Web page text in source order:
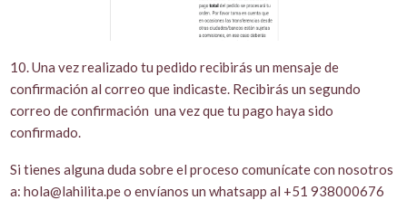
10. Una vez realizado tu pedido recibirás un mensaje de
confirmación al correo que indicaste. Recibirás un segundo
correo de confirmación una vez que tu pago haya sido
confirmado.
Si tienes alguna duda sobre el proceso comunícate con nosotros
a: hola@lahilita.pe o envíanos un whatsapp al +51 938000676